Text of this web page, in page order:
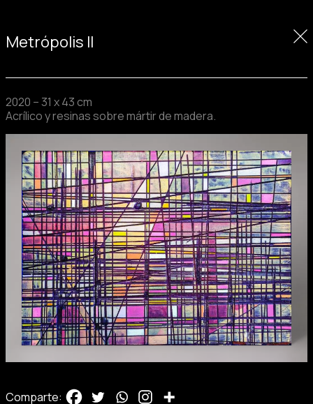
al
Metrópolis II
2020 – 31 x 43 cm
Acrílico y resinas sobre mártir de madera.
Comparte: